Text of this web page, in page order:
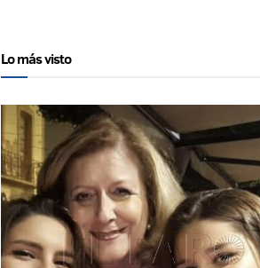
Lo más visto